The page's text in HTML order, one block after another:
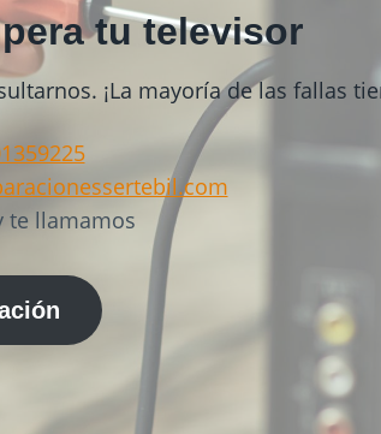
tu televisor
¡La mayoría de las fallas
te llamamos